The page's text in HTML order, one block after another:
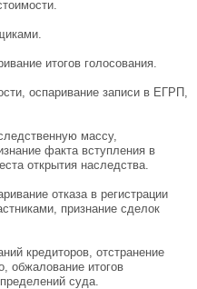
итогов голосования.
оспаривание записи в ЕГРП,
массу,
факта вступления в
открытия наследства.
отказа в регистрации
признание сделок
кредиторов, отстранение
обжалование итогов
суда.